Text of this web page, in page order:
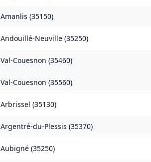
Amanlis (35150)
Andouillé-Neuville (35250)
Val-Couesnon (35460)
Val-Couesnon (35560)
Arbrissel (35130)
Argentré-du-Plessis (35370)
Aubigné (35250)